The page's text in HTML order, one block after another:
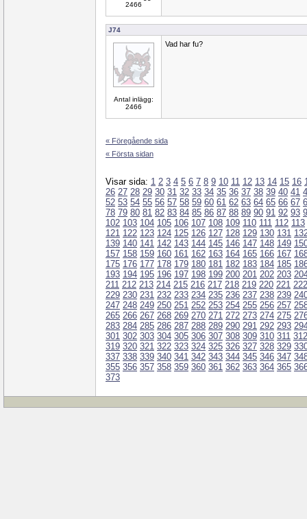
2466
J74
Antal inlägg:
2466
Vad har fu?
« Föregående sida
« Första sidan
Visar sida: 1 2 3 4 5 6 7 8 9 10 11 12 13 14 15 16
26 27 28 29 30 31 32 33 34 35 36 37 38 39 40 41
52 53 54 55 56 57 58 59 60 61 62 63 64 65 66 67
78 79 80 81 82 83 84 85 86 87 88 89 90 91 92 93
102 103 104 105 106 107 108 109 110 111 112 113
121 122 123 124 125 126 127 128 129 130 131
139 140 141 142 143 144 145 146 147 148 149
157 158 159 160 161 162 163 164 165 166 167
175 176 177 178 179 180 181 182 183 184 185
193 194 195 196 197 198 199 200 201 202 203
211 212 213 214 215 216 217 218 219 220 221 222
229 230 231 232 233 234 235 236 237 238 239
247 248 249 250 251 252 253 254 255 256 257
265 266 267 268 269 270 271 272 273 274 275
283 284 285 286 287 288 289 290 291 292 293
301 302 303 304 305 306 307 308 309 310 311 312
319 320 321 322 323 324 325 326 327 328 329
337 338 339 340 341 342 343 344 345 346 347
355 356 357 358 359 360 361 362 363 364 365
373